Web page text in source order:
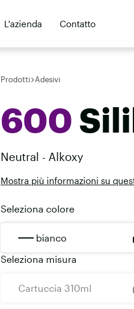
L'azienda Contatto
Prodotti Adesivi
600
Neutral - Alkoxy
Mostra più informazioni su
Seleziona colore
bianco
Seleziona misura
Cartuccia 310ml